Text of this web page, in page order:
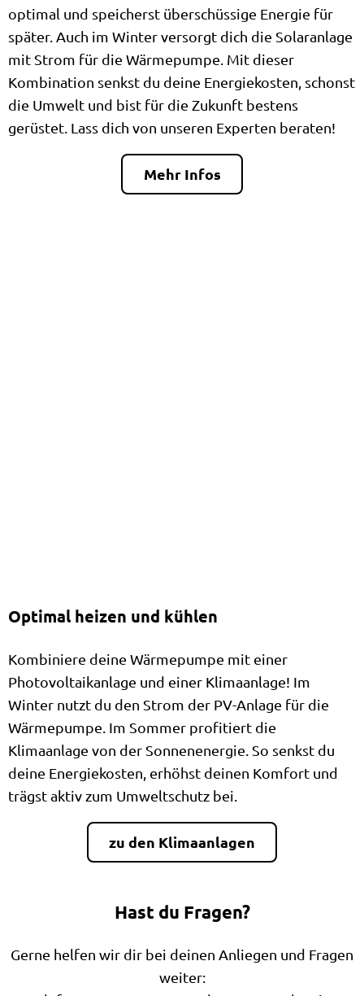
optimal und speicherst überschüssige Energie für
später. Auch im Winter versorgt dich die Solaranlage
mit Strom für die Wärmepumpe. Mit dieser
Kombination senkst du deine Energiekosten, schonst
die Umwelt und bist für die Zukunft bestens
gerüstet. Lass dich von unseren Experten beraten!
Mehr Infos
Optimal heizen und kühlen
Kombiniere deine Wärmepumpe mit einer
Photovoltaikanlage und einer Klimaanlage! Im
Winter nutzt du den Strom der PV-Anlage für die
Wärmepumpe. Im Sommer profitiert die
Klimaanlage von der Sonnenenergie. So senkst du
deine Energiekosten, erhöhst deinen Komfort und
trägst aktiv zum Umweltschutz bei.
zu den Klimaanlagen
Hast du Fragen?
Gerne helfen wir dir bei deinen Anliegen und Fragen
weiter: